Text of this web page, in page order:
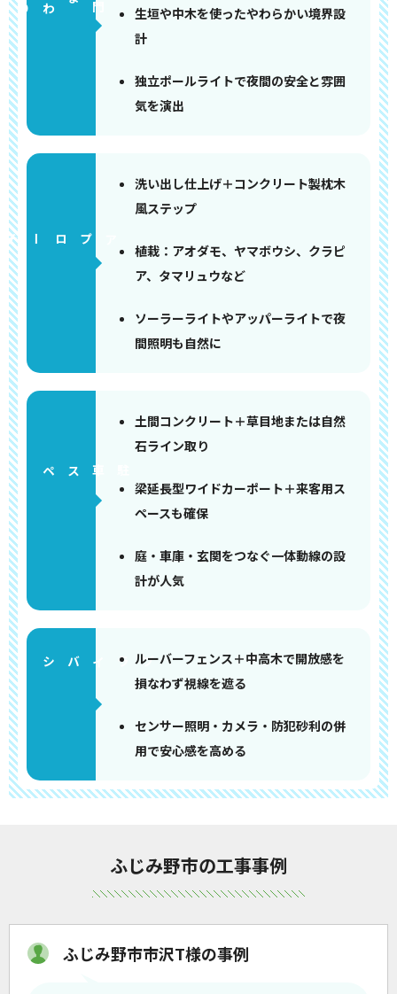
門まわり
生垣や中木を使ったやわらかい境界設
計
独立ポールライトで夜間の安全と雰囲
気を演出
アプローチ
洗い出し仕上げ＋コンクリート製枕木
風ステップ
植栽：アオダモ、ヤマボウシ、クラピ
ア、タマリュウなど
ソーラーライトやアッパーライトで夜
間照明も自然に
土間コンクリート＋草目地または自然
石ライン取り
梁延長型ワイドカーポート＋来客用ス
ペースも確保
庭・車庫・玄関をつなぐ一体動線の設
計が人気
ルーバーフェンス＋中高木で開放感を
損なわず視線を遮る
センサー照明・カメラ・防犯砂利の併
用で安心感を高める
ふじみ野市の工事事例
ふじみ野市市沢T様の事例